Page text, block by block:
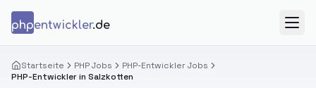
phpentwickler.de
Startseite PHP Jobs
PHP-Entwickler Jobs
PHP-Entwickler in Salzkotten